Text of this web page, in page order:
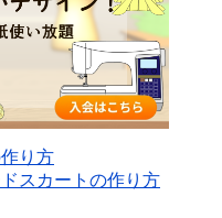
り方
スカートの作り方